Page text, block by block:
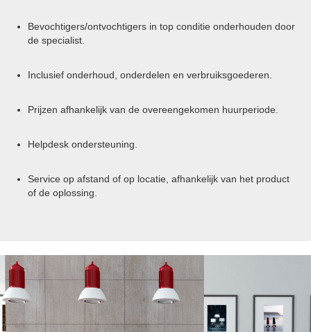
Bevochtigers/ontvochtigers in top conditie onderhouden door
de specialist.
Inclusief onderhoud, onderdelen en verbruiksgoederen.
Prijzen afhankelijk van de overeengekomen huurperiode.
Helpdesk ondersteuning.
Service op afstand of op locatie, afhankelijk van het product
of de oplossing.
Previous